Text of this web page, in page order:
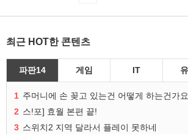
최근 HOT한 콘텐츠
파판14 게임 IT
1 주머니에 손 꽂고 있는건 어떻게 하는건가
2 스!포] 효월 본편 끝!
3 스위치2 지역 달라서 플레이 못하네